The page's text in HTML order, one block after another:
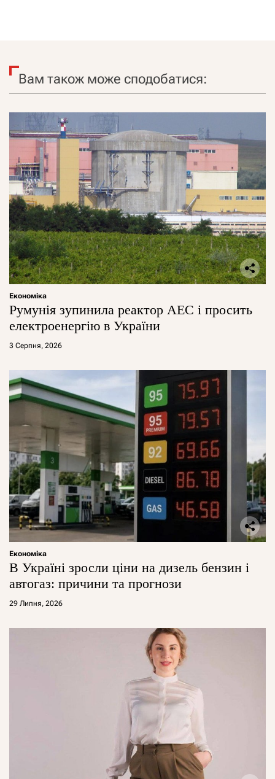
Вам також може сподобатися:
Економіка
Румунія зупинила реактор АЕС і просить
електроенергію в України
3 Серпня, 2026
Економіка
В Україні зросли ціни на дизель бензин і
автогаз: причини та прогнози
29 Липня, 2026